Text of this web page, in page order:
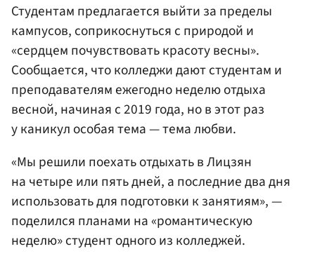
Студентам предлагается выйти за пределы
кампусов, соприкоснуться с природой и
«сердцем почувствовать красоту весны».
Сообщается, что колледжи дают студентам и
преподавателям ежегодно неделю отдыха
весной, начиная с 2019 года, но в этот раз
у каникул особая тема — тема любви.
«Мы решили поехать отдыхать в Лицзян
на четыре или пять дней, а последние два дня
использовать для подготовки к занятиям», —
поделился планами на «романтическую
неделю» студент одного из колледжей.